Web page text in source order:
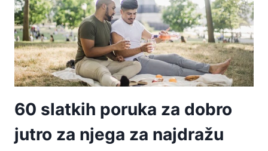
–
I
ČUDNIH,
POSRAMLJUJUĆIH
KOJA
JE
BOLJE
60 slatkih poruka za dobro
jutro za njega za najdražu